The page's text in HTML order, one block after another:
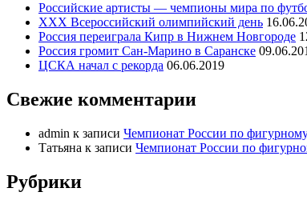
Российские артисты — чемпионы мира по
ХХХ Всероссийский олимпийский день
Россия переиграла Кипр в Нижнем Новгороде
Россия громит Сан-Марино в Саранске
ЦСКА начал с рекорда 06.06.2019
Свежие комментарии
admin к записи Чемпионат России по
Татьяна к записи Чемпионат России по
Рубрики